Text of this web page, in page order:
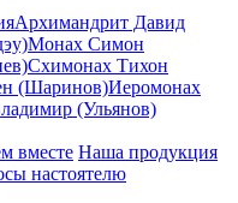
Архимандрит Давид
Монах Симон
Схимонах Тихон
(Шаринов)Иеромонах
(Ульянов)
вместе Наша продукция
настоятелю